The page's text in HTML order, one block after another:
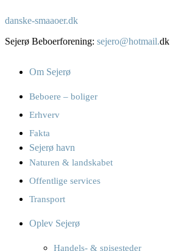
danske-smaaoer.dk
Sejerø Beboerforening: sejero@hotmail.dk
Om Sejerø
Beboere – boliger
Erhverv
Fakta
Sejerø havn
Naturen & landskabet
Offentlige services
Transport
Oplev Sejerø
Handels- & spisesteder